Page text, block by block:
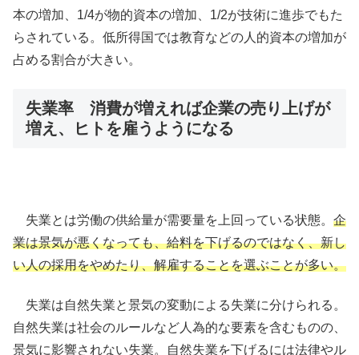
本の増加、1/4が物的資本の増加、1/2が技術に進歩でもた
らされている。低所得国では教育などの人的資本の増加が
占める割合が大きい。
失業率 消費が増えれば企業の売り上げが
増え、ヒトを雇うようになる
失業とは労働の供給量が需要量を上回っている状態。 企
業は景気が悪くなっても、給料を下げるのではなく、新し
い人の採用をやめたり、解雇することを選ぶことが多い。
失業は自然失業と景気の変動による失業に分けられる。
自然失業は社会のルールなど人為的な要素を含むものの、
景気に影響されない失業。自然失業を下げるには法律やル